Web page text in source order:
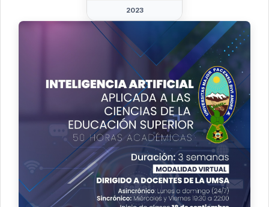
2023